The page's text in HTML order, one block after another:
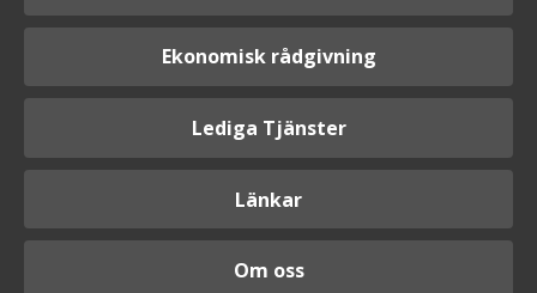
Ekonomisk rådgivning
Lediga Tjänster
Länkar
Om oss